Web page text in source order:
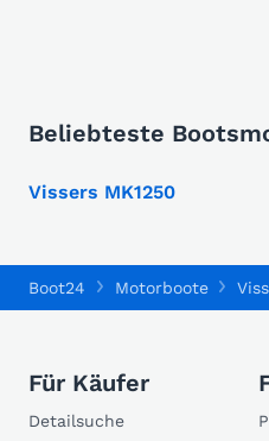
Beliebteste
Vissers MK1250
Boot24 Motorboote
Für Käufer
Detailsuche